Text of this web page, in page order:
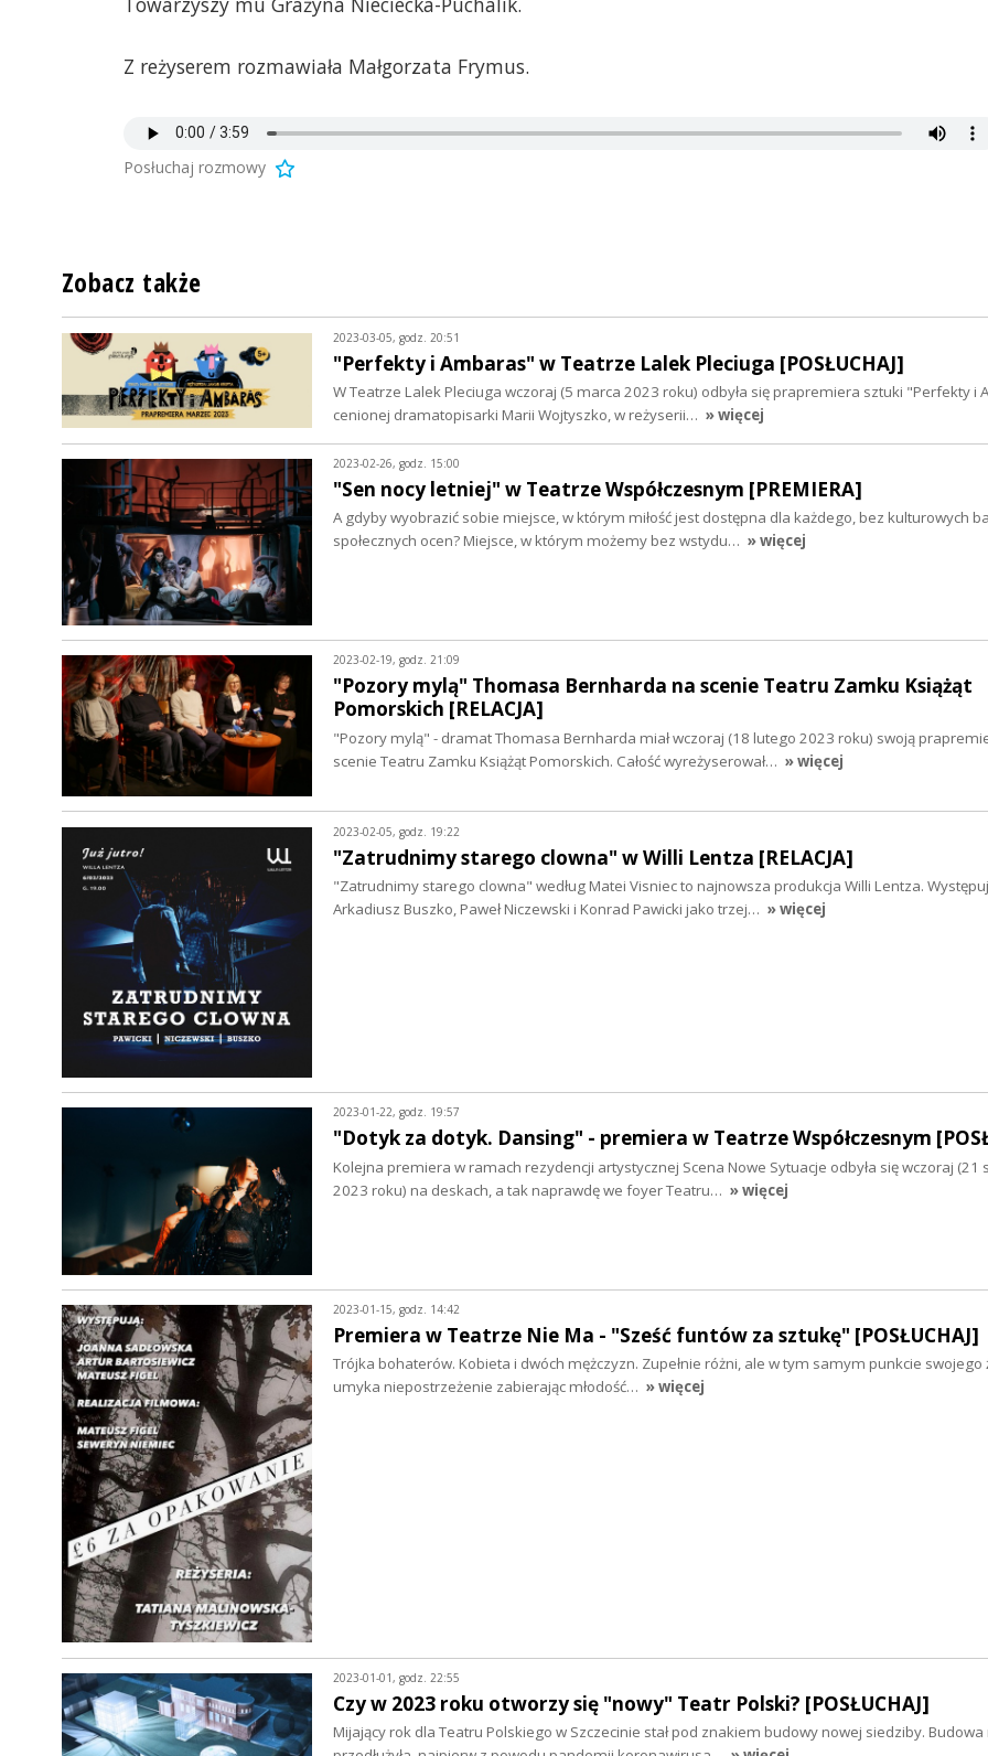
Z reżyserem rozmawiała Małgorzata Frymus.
Posłuchaj rozmowy
Zobacz także
2023-03-05, godz. 20:51
"Perfekty i Ambaras" w Teatrze Lalek Pleciuga [POSŁUCHAJ]
W Teatrze Lalek Pleciuga wczoraj (5 marca 2023 roku) odbyła się prapremiera sztuki "Perfekty i
cenionej dramatopisarki Marii Wojtyszko, w reżyserii… » więcej
2023-02-26, godz. 15:00
"Sen nocy letniej" w Teatrze Współczesnym [PREMIERA]
A gdyby wyobrazić sobie miejsce, w którym miłość jest dostępna dla każdego, bez kulturowych
społecznych ocen? Miejsce, w którym możemy bez wstydu… » więcej
2023-02-19, godz. 21:09
"Pozory mylą" Thomasa Bernharda na scenie Teatru Zamku Książąt
Pomorskich [RELACJA]
"Pozory mylą" - dramat Thomasa Bernharda miał wczoraj (18 lutego 2023 roku) swoją
scenie Teatru Zamku Książąt Pomorskich. Całość wyreżyserował… » więcej
2023-02-05, godz. 19:22
"Zatrudnimy starego clowna" w Willi Lentza [RELACJA]
"Zatrudnimy starego clowna" według Matei Visniec to najnowsza produkcja Willi Lentza.
Arkadiusz Buszko, Paweł Niczewski i Konrad Pawicki jako trzej… » więcej
2023-01-22, godz. 19:57
"Dotyk za dotyk. Dansing" - premiera w Teatrze Współczesnym
Kolejna premiera w ramach rezydencji artystycznej Scena Nowe Sytuacje odbyła się wczoraj (21
2023 roku) na deskach, a tak naprawdę we foyer Teatru… » więcej
2023-01-15, godz. 14:42
Premiera w Teatrze Nie Ma - "Sześć funtów za sztukę" [POSŁUCHAJ]
Trójka bohaterów. Kobieta i dwóch mężczyzn. Zupełnie różni, ale w tym samym punkcie swojego
umyka niepostrzeżenie zabierając młodość… » więcej
2023-01-01, godz. 22:55
Czy w 2023 roku otworzy się "nowy" Teatr Polski? [POSŁUCHAJ]
Mijający rok dla Teatru Polskiego w Szczecinie stał pod znakiem budowy nowej siedziby. Budowa